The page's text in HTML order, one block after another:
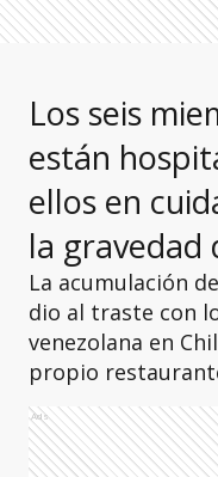
Los seis
están
ellos en
la gravedad
La acumulación
dio al traste con
venezolana en
propio
Ads